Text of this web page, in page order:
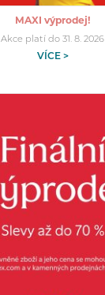
MAXI výprodej!
Akce platí do 31. 8. 2026
VÍCE >